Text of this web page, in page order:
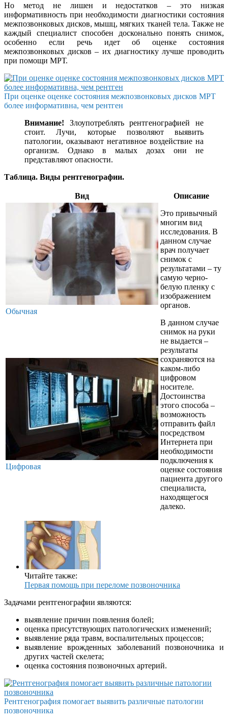
Но метод не лишен и недостатков – это низкая
информативность при необходимости диагностики состояния
межпозвонковых дисков, мышц, мягких тканей тела. Также не
каждый специалист способен досконально понять снимок,
особенно если речь идет об оценке состояния
межпозвонковых дисков – их диагностику лучше проводить
при помощи МРТ.
При оценке оценке состояния межпозвонковых дисков МРТ
более информативна, чем рентген
Внимание! Злоупотреблять рентгенографией не
стоит. Лучи, которые позволяют выявить
патологии, оказывают негативное воздействие на
организм. Однако в малых дозах они не
представляют опасности.
Таблица. Виды рентгенографии.
Вид Описание
Обычная
Это привычный
многим вид
исследования. В
данном случае
врач получает
снимок с
результатами – ту
самую черно-
белую пленку с
изображением
органов.
Цифровая
В данном случае
снимок на руки
не выдается –
результаты
сохраняются на
каком-либо
цифровом
носителе.
Достоинства
этого способа –
возможность
отправить файл
посредством
Интернета при
необходимости
подключения к
оценке состояния
пациента другого
специалиста,
находящегося
далеко.
Читайте также:
Первая помощь при переломе позвоночника
Задачами рентгенографии являются:
выявление причин появления болей;
оценка присутствующих патологических изменений;
выявление ряда травм, воспалительных процессов;
выявление врожденных заболеваний позвоночника и
других частей скелета;
оценка состояния позвоночных артерий.
Рентгенография помогает выявить различные патологии
позвоночника